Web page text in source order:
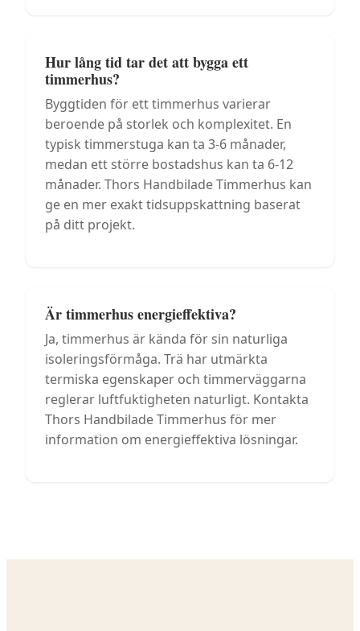
Hur lång tid tar det att bygga ett
timmerhus?
Byggtiden för ett timmerhus varierar
beroende på storlek och komplexitet. En
typisk timmerstuga kan ta 3-6 månader,
medan ett större bostadshus kan ta 6-12
månader. Thors Handbilade Timmerhus kan
ge en mer exakt tidsuppskattning baserat
på ditt projekt.
Är timmerhus energieffektiva?
Ja, timmerhus är kända för sin naturliga
isoleringsförmåga. Trä har utmärkta
termiska egenskaper och timmerväggarna
reglerar luftfuktigheten naturligt. Kontakta
Thors Handbilade Timmerhus för mer
information om energieffektiva lösningar.